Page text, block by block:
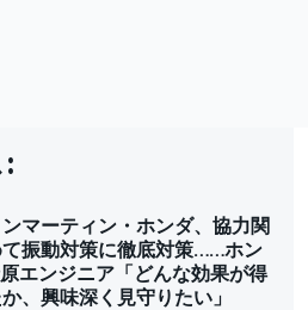
マーティン・ホンダ、協力関
振動対策に徹底対策……ホン
原エンジニア「どんな効果が得
、興味深く見守りたい」